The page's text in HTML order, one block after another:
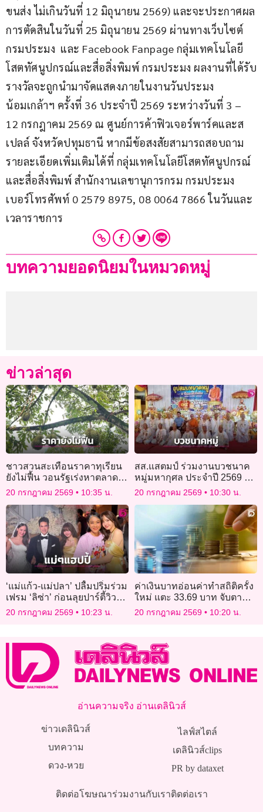
ขนส่ง ไม่เกินวันที่ 12 มิถุนายน 2569) และจะประกาศผล
การตัดสินในวันที่ 25 มิถุนายน 2569 ผ่านทางเว็บไซต์
กรมประมง  และ Facebook Fanpage กลุ่มเทคโนโลยี
โสตทัศนูปกรณ์และสื่อสิ่งพิมพ์ กรมประมง ผลงานที่ได้รับ
รางวัลจะถูกนำมาจัดแสดงภายในงานวันประมง
น้อมเกล้าฯ ครั้งที่ 36 ประจำปี 2569 ระหว่างวันที่ 3 –
12 กรกฎาคม 2569 ณ ศูนย์การค้าฟิวเจอร์พาร์คและส
เปลล์ จังหวัดปทุมธานี หากมีข้อสงสัยสามารถสอบถาม
รายละเอียดเพิ่มเติมได้ที่ กลุ่มเทคโนโลยีโสตทัศนูปกรณ์
และสื่อสิ่งพิมพ์ สำนักงานเลขานุการกรม กรมประมง
เบอร์โทรศัพท์ 0 2579 8975, 08 0064 7866 ในวันและ
เวลาราชการ
บทความยอดนิยมในหมวดหมู่
ข่าวล่าสุด
ชาวสวนสะเทือนราคาทุเรียน
ยังไม่ฟื้น วอนรัฐเร่งหาตลาด
ใหม่
20 กรกฎาคม 2569 10:35 น.
สส.แสตมป์ ร่วมงานบวชนาค
หมู่มหากุศล ประจำปี 2569 วัด
หนองวัลย์เปรียง
20 กรกฎาคม 2569 10:30 น.
‘แม่แก้ว-แม่ปลา’ ปลื้มปริ่มร่วม
เฟรม ‘ลิซ่า’ ก่อนลุยปาร์ตี้วิวาห์
‘ณเดชน์-ญาญ่า’
20 กรกฎาคม 2569 10:23 น.
ค่าเงินบาทอ่อนค่าทำสถิติครั้ง
ใหม่ แตะ 33.69 บาท จับตา
สหรัฐ-อิหร่านตึงเครียด
20 กรกฎาคม 2569 10:20 น.
อ่านความจริง อ่านเดลินิวส์
ข่าวเดลินิวส์
บทความ
ดวง-หวย
ไลฟ์สไตล์
เดลินิวส์clips
PR by dataxet
ติดต่อโฆษณาร่วมงานกับเราติดต่อเรา